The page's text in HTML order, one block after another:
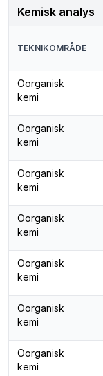
Kemisk analys
TEKNIKOMRÅDE
Oorganisk
kemi
Oorganisk
kemi
Oorganisk
kemi
Oorganisk
kemi
Oorganisk
kemi
Oorganisk
kemi
Oorganisk
kemi